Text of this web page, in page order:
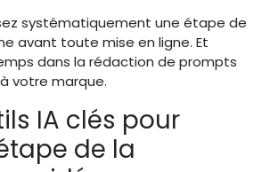
systématiquement une étape de
avant toute mise en ligne. Et
dans la rédaction de prompts
votre marque.
IA clés pour
de la